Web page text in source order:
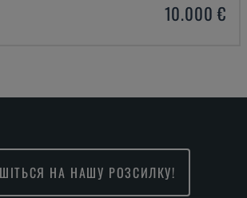
10.000 €
НА НАШУ РОЗСИЛКУ!